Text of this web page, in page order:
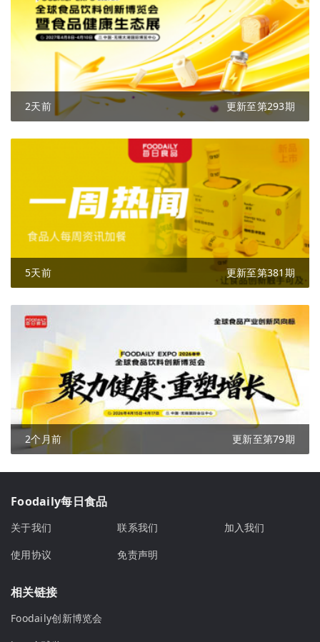
2天前 更新至第293期
5天前 更新至第381期
2个月前 更新至第79期
Foodaily每日食品
关于我们 联系我们
加入我们
使用协议
免责声明
相关链接
Foodaily创新博览会